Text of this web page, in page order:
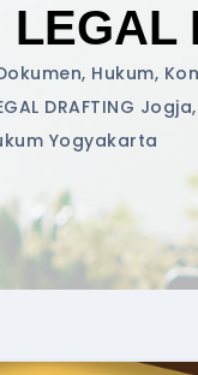
LEGAL
, Hukum,
DRAFTING Jogja,
Yogyakarta